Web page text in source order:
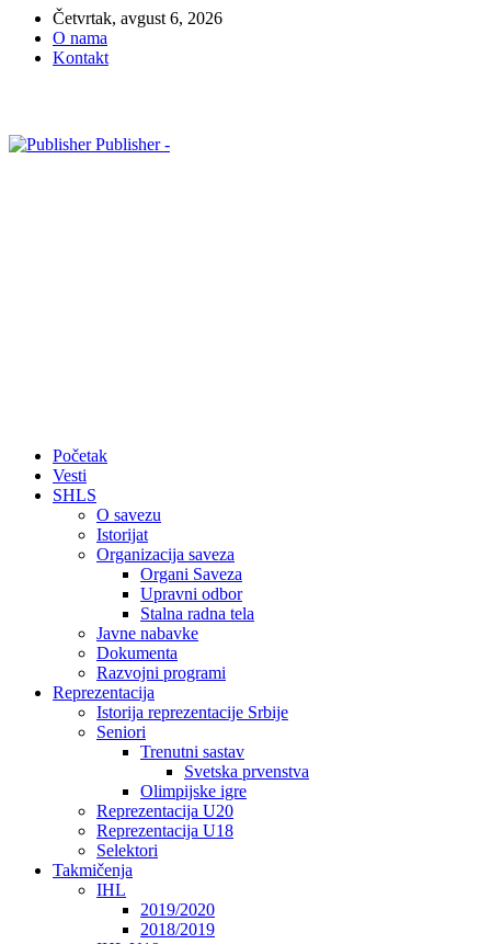
Četvrtak, avgust 6, 2026
O nama
Kontakt
Publisher -
Početak
Vesti
SHLS
O savezu
Istorijat
Organizacija saveza
Organi Saveza
Upravni odbor
Stalna radna tela
Javne nabavke
Dokumenta
Razvojni programi
Reprezentacija
Istorija reprezentacije Srbije
Seniori
Trenutni sastav
Svetska prvenstva
Olimpijske igre
Reprezentacija U20
Reprezentacija U18
Selektori
Takmičenja
IHL
2019/2020
2018/2019